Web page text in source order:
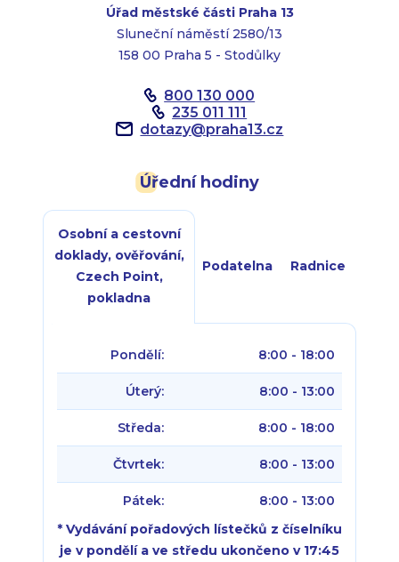
Úřad městské části Praha 13
Sluneční náměstí 2580/13
158 00 Praha 5 - Stodůlky
800 130 000
235 011 111
dotazy@praha13.cz
Úřední hodiny
Osobní a cestovní
doklady, ověřování,
Czech Point,
pokladna
Podatelna Radnice
Pondělí: 8:00 - 18:00
Úterý: 8:00 - 13:00
Středa: 8:00 - 18:00
Čtvrtek: 8:00 - 13:00
Pátek:
8:00 - 13:00
* Vydávání pořadových lístečků z číselníku
je v pondělí a ve středu ukončeno v 17:45